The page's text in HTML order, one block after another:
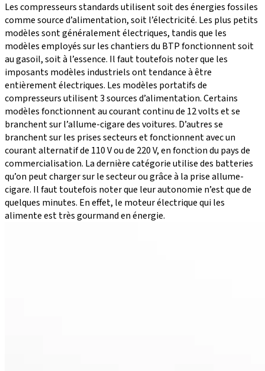
Les compresseurs standards utilisent soit des énergies fossiles
comme source d’alimentation, soit l’électricité. Les plus petits
modèles sont généralement électriques, tandis que les
modèles employés sur les chantiers du BTP fonctionnent soit
au gasoil, soit à l’essence. Il faut toutefois noter que les
imposants modèles industriels ont tendance à être
entièrement électriques. Les modèles portatifs de
compresseurs utilisent 3 sources d’alimentation. Certains
modèles fonctionnent au courant continu de 12 volts et se
branchent sur l’allume-cigare des voitures. D’autres se
branchent sur les prises secteurs et fonctionnent avec un
courant alternatif de 110 V ou de 220 V, en fonction du pays de
commercialisation. La dernière catégorie utilise des batteries
qu’on peut charger sur le secteur ou grâce à la prise allume-
cigare. Il faut toutefois noter que leur autonomie n’est que de
quelques minutes. En effet, le moteur électrique qui les
alimente est très gourmand en énergie.